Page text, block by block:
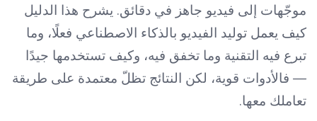
موجّهات إلى فيديو جاهز في دقائق. يشرح هذا الدليل
كيف يعمل توليد الفيديو بالذكاء الاصطناعي فعلًا، وما
تبرع فيه التقنية وما تخفق فيه، وكيف تستخدمها جيدًا
— فالأدوات قوية، لكن النتائج تظلّ معتمدة على طريقة
تعاملك معها.